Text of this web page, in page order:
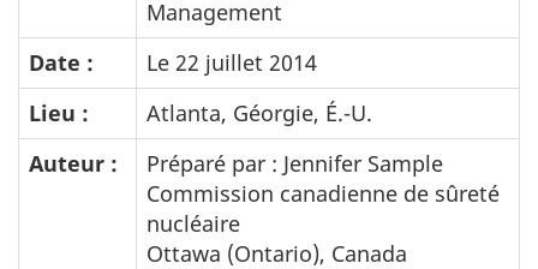
Management
Date :
Le 22 juillet 2014
Lieu :
Atlanta, Géorgie, É.-U.
Auteur :
Préparé par : Jennifer Sample
Commission canadienne de sûreté
nucléaire
Ottawa (Ontario), Canada